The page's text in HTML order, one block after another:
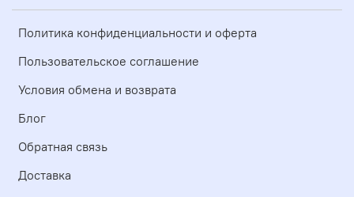
Политика конфиденциальности и оферта
Пользовательское соглашение
Условия обмена и возврата
Блог
Обратная связь
Доставка